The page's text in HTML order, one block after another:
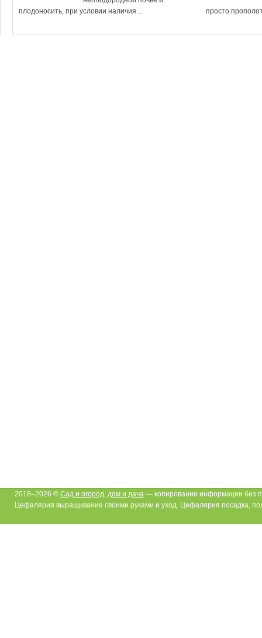
плодоносить, при условии наличия...
просто
2018–2026 © Сад и огород, дом и дача— копирование информации без
Цефалярия выращивание своими руками и уход. Цефалярия посадка,